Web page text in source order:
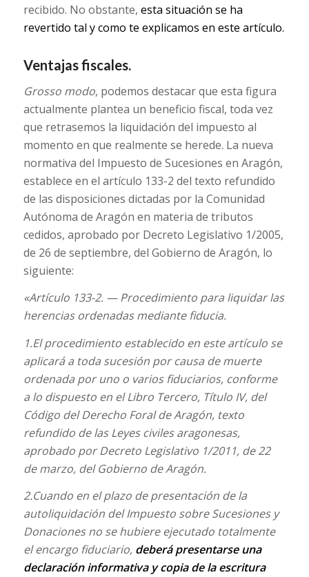
recibido. No obstante, esta situación se ha
revertido tal y como te explicamos en este artículo.
Ventajas fiscales.
Grosso modo, podemos destacar que esta figura
actualmente plantea un beneficio fiscal, toda vez
que retrasemos la liquidación del impuesto al
momento en que realmente se herede. La nueva
normativa del Impuesto de Sucesiones en Aragón,
establece en el artículo 133-2 del texto refundido
de las disposiciones dictadas por la Comunidad
Autónoma de Aragón en materia de tributos
cedidos, aprobado por Decreto Legislativo 1/2005,
de 26 de septiembre, del Gobierno de Aragón, lo
siguiente:
«Artículo 133-2. — Procedimiento para liquidar las
herencias ordenadas mediante fiducia.
1.El procedimiento establecido en este artículo se
aplicará a toda sucesión por causa de muerte
ordenada por uno o varios fiduciarios, conforme
a lo dispuesto en el Libro Tercero, Título IV, del
Código del Derecho Foral de Aragón, texto
refundido de las Leyes civiles aragonesas,
aprobado por Decreto Legislativo 1/2011, de 22
de marzo, del Gobierno de Aragón.
2.Cuando en el plazo de presentación de la
autoliquidación del Impuesto sobre Sucesiones y
Donaciones no se hubiere ejecutado totalmente
el encargo fiduciario, deberá presentarse una
declaración informativa y copia de la escritura